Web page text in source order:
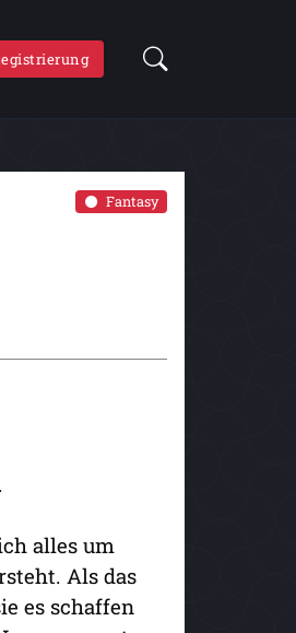
Fantasy
alles um
Als das
es schaffen